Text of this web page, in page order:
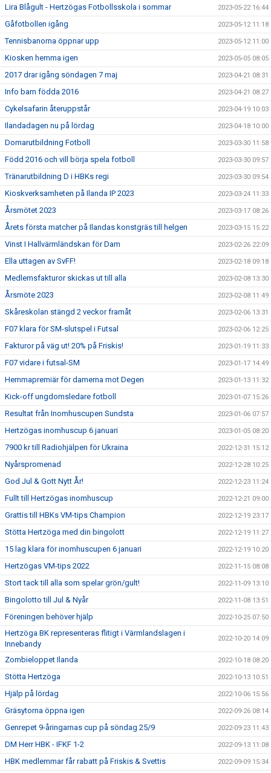
Lira Blågult - Hertzögas Fotbollsskola i sommar 2023-05-22 16:44
Gåfotbollen igång 2023-05-12 11:18
Tennisbanorna öppnar upp 2023-05-12 11:00
Kiosken hemma igen 2023-05-05 08:05
2017 drar igång söndagen 7 maj 2023-04-21 08:31
Info barn födda 2016 2023-04-21 08:27
Cykelsafarin återuppstår 2023-04-19 10:03
Ilandadagen nu på lördag 2023-04-18 10:00
Domarutbildning Fotboll 2023-03-30 11:58
Född 2016 och vill börja spela fotboll 2023-03-30 09:57
Tränarutbildning D i HBKs regi 2023-03-30 09:54
Kioskverksamheten på Ilanda IP 2023 2023-03-24 11:33
Årsmötet 2023 2023-03-17 08:26
Årets första matcher på Ilandas konstgräs till helgen 2023-03-15 15:22
Vinst I Hallvärmländskan för Dam 2023-02-26 22:09
Ella uttagen av SvFF! 2023-02-18 09:18
Medlemsfakturor skickas ut till alla 2023-02-08 13:30
Årsmöte 2023 2023-02-08 11:49
Skåreskolan stängd 2 veckor framåt 2023-02-06 13:31
F07 klara för SM-slutspel i Futsal 2023-02-06 12:25
Fakturor på väg ut! 20% på Friskis! 2023-01-19 11:33
F07 vidare i futsal-SM 2023-01-17 14:49
Hemmapremiär för damerna mot Degen 2023-01-13 11:32
Kick-off ungdomsledare fotboll 2023-01-07 15:26
Resultat från Inomhuscupen Sundsta 2023-01-06 07:57
Hertzögas inomhuscup 6 januari 2023-01-05 08:20
7900 kr till Radiohjälpen för Ukraina 2022-12-31 15:12
Nyårspromenad 2022-12-28 10:25
God Jul & Gott Nytt År! 2022-12-23 11:24
Fullt till Hertzögas inomhuscup 2022-12-21 09:00
Grattis till HBKs VM-tips Champion 2022-12-19 23:17
Stötta Hertzöga med din bingolott 2022-12-19 11:27
15 lag klara för inomhuscupen 6 januari 2022-12-19 10:20
Hertzögas VM-tips 2022 2022-11-15 08:08
Stort tack till alla som spelar grön/gult! 2022-11-09 13:10
Bingolotto till Jul & Nyår 2022-11-08 13:51
Föreningen behöver hjälp 2022-10-25 07:50
Hertzöga BK representeras flitigt i Värmlandslagen i
Innebandy
2022-10-20 14:09
Zombieloppet Ilanda 2022-10-18 08:20
Stötta Hertzöga 2022-10-13 10:51
Hjälp på lördag 2022-10-06 15:56
Gräsytorna öppna igen 2022-09-26 08:14
Genrepet 9-åringarnas cup på söndag 25/9 2022-09-23 11:43
DM Herr HBK - IFKF 1-2 2022-09-13 11:08
HBK medlemmar får rabatt på Friskis & Svettis 2022-09-09 15:34